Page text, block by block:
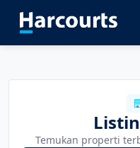
Temukan properti